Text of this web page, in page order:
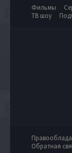
Фильмы
ТВ шоу
Обратная